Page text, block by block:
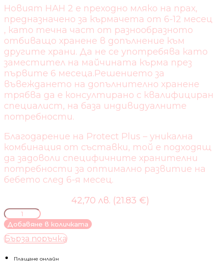
Новият НАН 2 е преходно мляко на прах,
предназначено за кърмачета от 6-12 месец
, като течна част от разнообразното
отбиващо хранене в допълнение към
другите храни. Да не се употребява като
заместител на майчината кърма през
първите 6 месеца.Решението за
въвеждането на допълнително хранене
трябва да е консултирано с квалифициран
специалист, на база индивидуалните
потребности.
Благодарение на Protect Plus – уникална
комбинация от съставки, той е подходящ
да задоволи специфичните хранителни
потребности за оптимално развитие на
бебето след 6-я месец.
42,70 лв. (21.83 €)
количество
за
NESTLE-
АДАПТИРАНО
Добавяне в количката
Бърза поръчка
Плащане онлайн